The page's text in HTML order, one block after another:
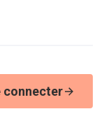
connecter